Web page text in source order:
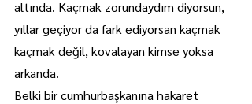
altında. Kaçmak zorundaydım diyorsun,
yıllar geçiyor da fark ediyorsan kaçmak
kaçmak değil, kovalayan kimse yoksa
arkanda.
Belki bir cumhurbaşkanına hakaret